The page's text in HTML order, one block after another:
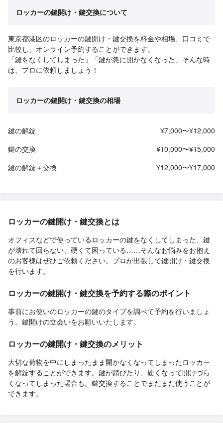
ロッカーの鍵開け・鍵交換について
東京都港区のロッカーの鍵開け・鍵交換を料金や相場、口コミで
比較し、オンライン予約することができます。
「鍵をなくしてしまった」「鍵が急に開かなくなった」そんな時
は、プロに依頼しましょう！
ロッカーの鍵開け・鍵交換の相場
鍵の解錠
¥7,000〜¥12,000
鍵の交換
¥10,000〜¥15,000
鍵の解錠＋交換
¥12,000〜¥17,000
ロッカーの鍵開け・鍵交換とは
オフィスなどで使っているロッカーの鍵をなくしてしまった、鍵
が壊れて回らない、硬くて困っている……そんなお悩みをお抱え
のお客様はぜひご依頼ください。プロが出張して鍵開け・鍵交換
を行います。
ロッカーの鍵開け・鍵交換を予約する際のポイント
事前にお使いのロッカーの鍵のタイプを調べて予約を行いましょ
う。鍵開けの立会いをお願いいたします。
ロッカーの鍵開け・鍵交換のメリット
大切な荷物を中にしまったまま開かなくなってしまったロッカー
を解錠することができます。鍵が錆びたり、硬くなって開けづら
くなってしまった場合も、鍵交換することでまだまだ使うことが
できます。